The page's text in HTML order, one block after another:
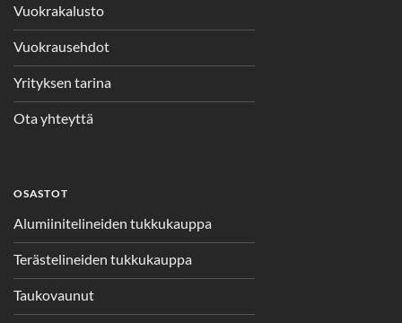
Vuokrakalusto
Vuokrausehdot
Yrityksen tarina
Ota yhteyttä
OSASTOT
Alumiinitelineiden tukkukauppa
Terästelineiden tukkukauppa
Taukovaunut